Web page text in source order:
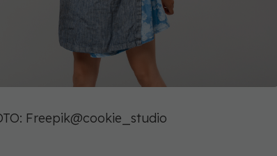
Freepik@cookie_studio